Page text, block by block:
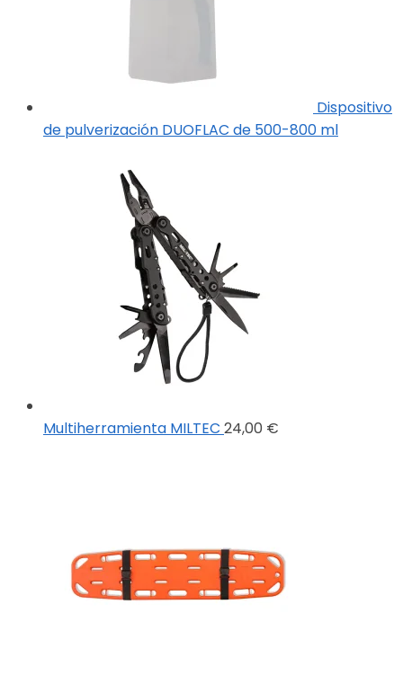
Dispositivo
de pulverización DUOFLAC de 500-800 ml
Multiherramienta MILTEC 24,00 €